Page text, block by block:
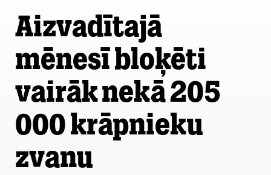
Aizvadītajā
mēnesī bloķēti
vairāk nekā 205
000 krāpnieku
zvanu